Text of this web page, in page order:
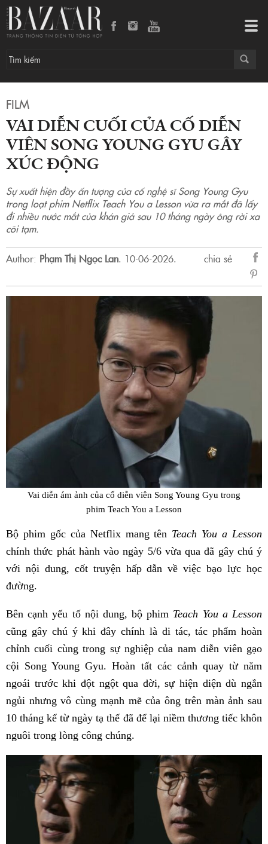
FILM
VAI DIỄN CUỐI CỦA CỐ DIỄN
VIÊN SONG YOUNG GYU GÂY
XÚC ĐỘNG
Sự xuất hiện đầy ấn tượng của cố nghệ sĩ Song Young Gyu
trong loạt phim Netflix Teach You a Lesson vừa ra mắt đã lấy
đi nhiều nước mắt của khán giả sau 10 tháng ngày ông rời xa
cõi tạm.
Author: Phạm Thị Ngọc Lan. 10-06-2026.
chia sẻ
sẻ
Vai diễn ám ảnh của cố diễn viên Song Young Gyu trong
phim Teach You a Lesson
Bộ phim gốc của Netflix mang tên Teach You a Lesson
chính thức phát hành vào ngày 5/6 vừa qua đã gây chú ý
với nội dung, cốt truyện hấp dẫn về việc bạo lực học
đường.
Bên cạnh yếu tố nội dung, bộ phim Teach You a Lesson
cũng gây chú ý khi đây chính là di tác, tác phẩm hoàn
chỉnh cuối cùng trong sự nghiệp của nam diễn viên gạo
cội Song Young Gyu. Hoàn tất các cảnh quay từ năm
ngoái trước khi đột ngột qua đời, sự hiện diện dù ngắn
ngủi nhưng vô cùng mạnh mẽ của ông trên màn ảnh sau
10 tháng kể từ ngày tạ thế đã để lại niềm thương tiếc khôn
nguôi trong lòng công chúng.